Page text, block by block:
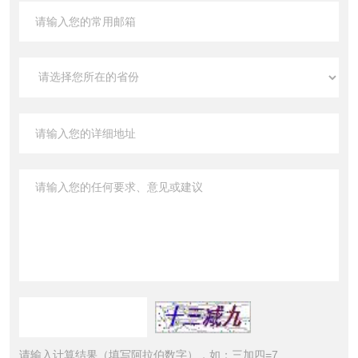
请输入计算结果（填写阿拉伯数字），如：三加四=7